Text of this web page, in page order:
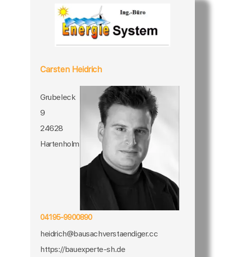
Carsten Heidrich
Grubeleck
9
24628
Hartenholm
04195-9900890
heidrich@bausachverstaendiger.cc
https://bauexperte-sh.de